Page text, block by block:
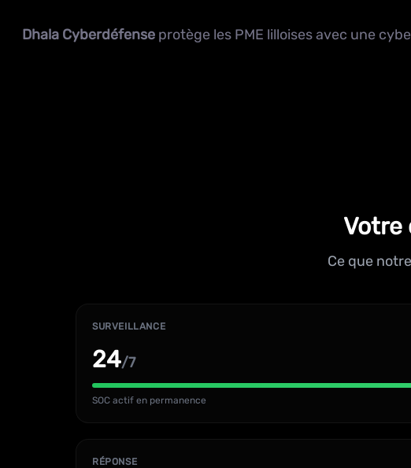
Dhala Cyberdéfense protège les PME lilloises avec une
Votre
Ce que
SURVEILLANCE
24/7
SOC actif en permanence
RÉPONSE